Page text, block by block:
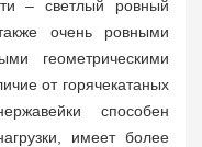
– светлый ровный
очень ровными
геометрическими
от горячекатаных
способен
имеет более